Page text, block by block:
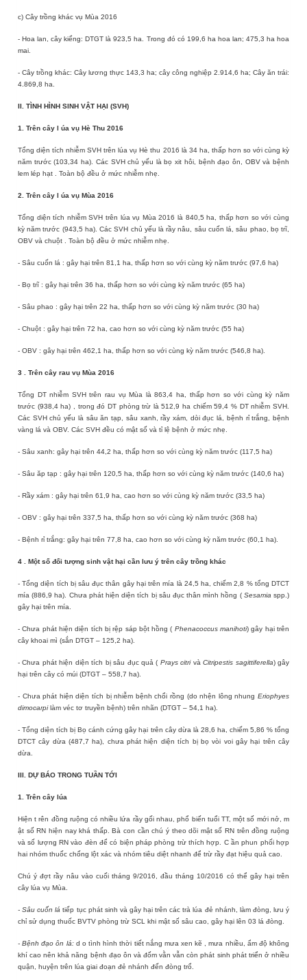
c) Cây trồng khác vụ Mùa 2016
- Hoa lan, cây kiểng: DTGT là 923,5 ha. Trong đó có 199,6 ha hoa lan; 475,3 ha hoa
mai.
- Cây trồng khác: Cây lương thực 143,3 ha; cây công nghiệp 2.914,6 ha; Cây ăn trái:
4.869,8 ha.
II. TÌNH HÌNH SINH VẬT HẠI (SVH)
1. Trên cây l úa vụ Hè Thu 2016
Tổng diện tích nhiễm SVH trên lúa vụHè thu 2016 là 34 ha, thấp hơn so vớicùng kỳ
năm trước(103,34ha). Các SVH chủ yếu làbọ xit hôi, bệnh đạo ôn, OBV và bệnh
lem lép hạt
. Toàn bộ đều ở mức nhiễm nhẹ.
2. Trên cây l úa vụ Mùa 2016
Tổng diện tích nhiễm SVH trên lúa vụ Mùa 2016 là 840,5ha, thấphơn so vớicùng
kỳ năm trước (943,5 ha). CácSVH chủ yếu làrầy nâu, sâu cuốn lá, sâu phao, bọ trĩ,
OBV và chuột . Toàn bộ đều ở mức nhiễm nhẹ.
- Sâu cuốn lá : gây hại trên 81,1 ha, thấp hơn so với cùng kỳ năm trước (97,6 ha)
- Bọ trĩ : gây hại trên 36 ha, thấp hơn so với cùng kỳ năm trước (65 ha)
- Sâu phao : gây hại trên 22 ha, thấp hơn so với cùng kỳ năm trước (30 ha)
- Chuột : gây hại trên 72 ha, cao hơn so với cùng kỳ năm trước (55 ha)
- OBV : gây hại trên 462,1 ha, thấp hơn so với cùng kỳ năm trước (546,8 ha)
3 Trên cây rau vụ Mùa 2016
Tổng DT nhiễm SVH trên rau vụ Mùa là863,4 ha, thấphơn so với cùng kỳ năm
trước (938,4 ha) , trong đó DT phòng trừ là512,9ha chiếm59,4% DT nhiễm SVH.
Các SVH chủ yếu là sâu ăn tạp, sâu xanh, rầy xám, dòi đục lá, bệnh rỉ trắng, bệnh
vàng lá và OBV. Các SVH đều có mật số và tỉ lệ bệnh ở mức nhẹ.
- Sâu xanh: gây hại trên 44,2 ha, thấp hơn so với cùng kỳ năm trước (117,5 ha)
- Sâu ăp tạp : gây hại trên 120,5 ha, thấp hơn so với cùng kỳ năm trước (140,6 ha)
- Rầy xám : gây hại trên 61,9 ha, cao hơn so với cùng kỳ năm trước (33,5 ha)
- OBV : gây hại trên 337,5 ha, thấp hơn so với cùng kỳ năm trước (368 ha)
- Bệnh rỉ trắng: gây hại trên 77,8 ha, cao hơn so với cùng kỳ năm trước (60,1 ha)
4 . Một số đối tượng sinh vật hại cần lưu ý trên cây trồng khác
- Tổng diện tích bị sâu đục thân gây hại trên mía là 24,5 ha, chiếm 2,8 % tổng DTCT
mía (886,9 ha). Chưa phát hiện diện tích bị sâu đục thân mình hồng ( Sesamia spp.)
gây hại trên mía.
- Chưa phát hiện diện tích bị rệp sáp bột hồng ( Phenacoccus manihoti) gây hại trên
cây khoai mì (sắn DTGT – 125,2 ha).
- Chưa phát hiện diện tích bị sâu đục quả ( Prays citrivàCitripestis sagittiferella) gây
hại trên cây có múi (DTGT – 558,7 ha).
- Chưa phát hiện diện tích bị nhiễm bệnh chổi rồng (do nhện lông nhung Eriophyes
dimocarpilàm véc tơ truyền bệnh) trên nhãn (DTGT – 54,1 ha).
- Tổng diện tích bị Bọ cánh cứng gây hại trên cây dừa là 28,6 ha, chiếm 5,86 % tổng
DTCT cây dừa (487,7 ha), chưa phát hiện diện tích bị bọ vòi voi gây hại trên cây
dừa.
III. DỰ BÁO TRONG TUẦN TỚI
1. Trên cây lúa
Hiện trên đồng ruộng có nhiều lứa rầy gối nhau
, phổ biến tuổi TT, một số mới nở, m
ật số RN hiện nay khá thấp . Bà con cần chú ý theo dõi mật số RN trên đồng ruộng
và số lượng RN vào đèn để có biện pháp phòng trừ thích hợp. C ần phun phối hợp
hai nhóm thuốc chống lột xác và nhóm tiêu diệt nhanh để trừ rầy đạt hiệu quả cao.
Chú ý đợt rầy nâu vào cuối tháng 9/2016, đầu tháng 10/2016 có thể gây hại trên
cây lúa vụ Mùa.
- Sâu cuốn lá tiếp tục phát sinh và gây hại trên các trà lúa đẻ nhánh, làm đòng, lưu ý
chỉ sử dụng thuốc BVTV phòng trừ SCL khi mật số sâu cao, gây hại lên 03 lá đòng.
- Bệnh đạo ôn lá: d o tình hình thời tiết nắng mưa xen kẽ ,mưa nhiều, ẩm độ không
khí caonênkhả năng bệnh đạo ôn và đốm vằnvẫn còn phát sinh phát triển ở nhiều
quận, huyện trên lúa giai đoạn đẻ nhánh đến đòng trổ.